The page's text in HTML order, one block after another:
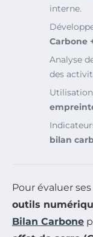
interne.
Carbone
Analyse
des
bilan
Pour évaluer ses
outils
Bilan Carbone